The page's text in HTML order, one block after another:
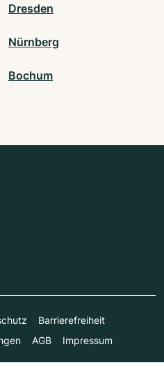
Dresden
Nürnberg
Bochum
Barrierefreiheit
AGB Impressum